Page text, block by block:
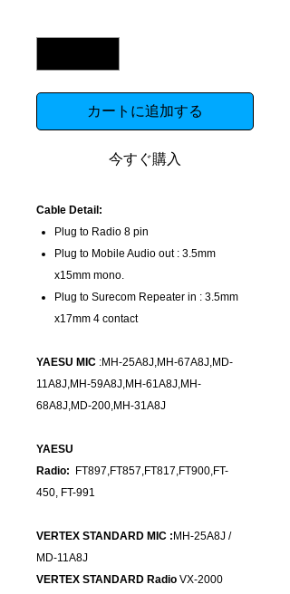
カートに追加する
今すぐ購入
Cable Detail:
Plug to Radio 8 pin
Plug to Mobile Audio out : 3.5mm
x15mm mono.
Plug to Surecom Repeater in : 3.5mm
x17mm 4 contact
YAESU MIC :MH-25A8J,MH-67A8J,MD-
11A8J,MH-59A8J,MH-61A8J,MH-
68A8J,MD-200,MH-31A8J
YAESU
Radio: FT897,FT857,FT817,FT900,FT-
450, FT-991
VERTEX STANDARD MIC : MH-25A8J /
MD-11A8J
VERTEX STANDARD Radio VX-2000